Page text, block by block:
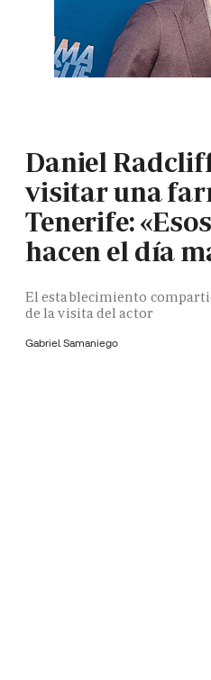
Daniel
visitar una
Tenerife:
hacen el día
El establecimiento
de la visita del actor
Gabriel Samaniego